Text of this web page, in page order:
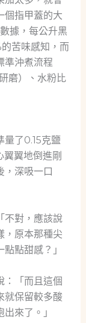
個指甲蓋的大
據，每公升黑
苦味感知，而
準沖煮流程
磨）、水粉比
量了0.15克鹽
翼翼地倒進剛
，深吸一口
不對，應該說
，原本那種尖
點甜感？」
：「而且這個
就保留較多酸
來了。」